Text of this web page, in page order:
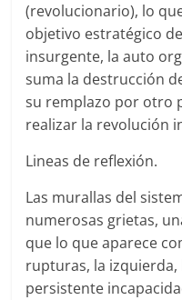
(revolucionario), lo
objetivo estratégico
insurgente, la auto
suma la destrucción
su remplazo por otro
realizar la revolución
Lineas de reflexión.
Las murallas del
numerosas grietas,
que lo que aparece
rupturas, la
persistente